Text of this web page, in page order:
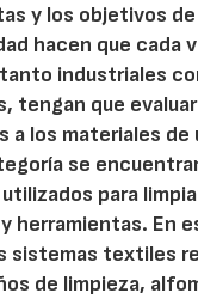
y los objetivos de
hacen que cada
industriales
tengan que
a los materiales de
se
para
herramientas. En
sistemas textiles
de limpieza,